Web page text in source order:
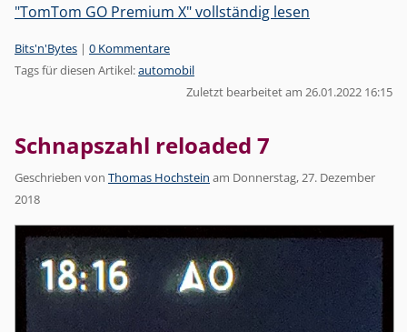
"TomTom GO Premium X" vollständig lesen
Kategorien:
Bits'n'Bytes | 0 Kommentare
Tags für diesen Artikel:automobil
Zuletzt bearbeitet am 26.01.2022 16:15
Schnapszahl reloaded 7
Geschrieben von Thomas Hochstein am Donnerstag, 27. Dezember
2018